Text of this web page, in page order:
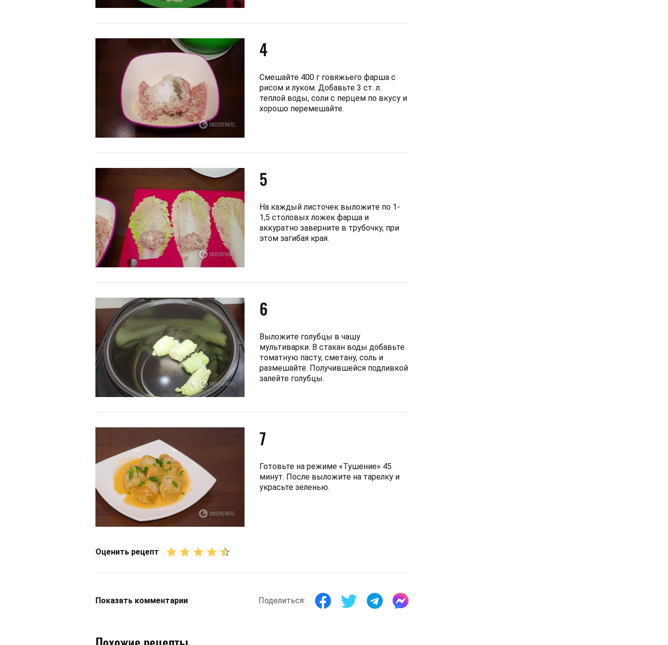
4
Смешайте 400 г говяжьего фарша с
рисом и луком. Добавьте 3 ст. л.
теплой воды, соли с перцем по вкусу и
хорошо перемешайте.
5
На каждый листочек выложите по 1-
1,5 столовых ложек фарша и
аккуратно заверните в трубочку, при
этом загибая края.
6
Выложите голубцы в чашу
мультиварки. В стакан воды добавьте
томатную пасту, сметану, соль и
размешайте. Получившейся подливкой
залейте голубцы.
7
Готовьте на режиме «Тушение» 45
минут. После выложите на тарелку и
украсьте зеленью.
Оценить рецепт
Показать комментарии Поделиться: